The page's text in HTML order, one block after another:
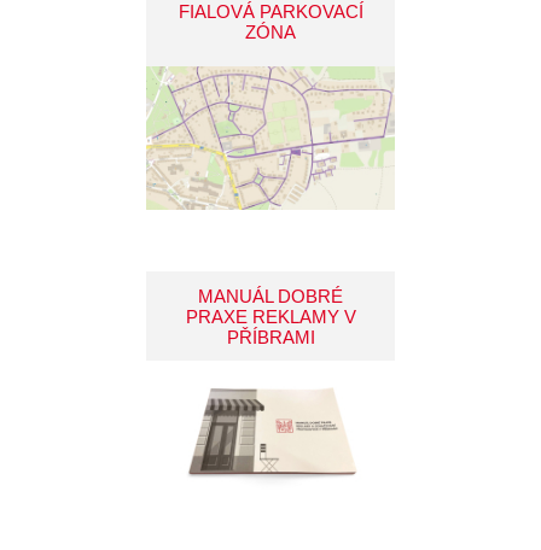
FIALOVÁ PARKOVACÍ
ZÓNA
MANUÁL DOBRÉ
PRAXE REKLAMY V
PŘÍBRAMI